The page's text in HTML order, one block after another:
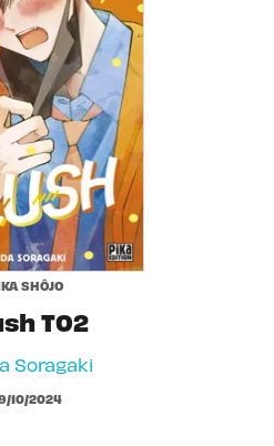
SHÔJO
T02
Soragaki
10/2024